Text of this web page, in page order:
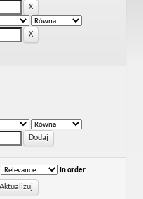
In order